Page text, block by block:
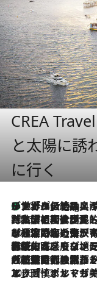
CREA
と太陽に誘
に行く
10 Hours Ago
リスボンの絶品スイーツ「パステル・デ・ナタ」とは？ポルトガル伝統の奥深い世界へ
2026.7.27
「私の祖国はポルトガル語です」国民的詩人フェルナンド・ペソアと、彼が愛した文学の街を歩く
2026.7.26
ポルトガル近海が育む極上の海の幸。キリリと冷えた白ワインと愉しむ、シーフード専門店の贅沢
2026.7.22
伝統の味をモダンに昇華。高感度な地元客が集う、リスボンの最旬ガストロノミー
2026.7.21
大航海時代の栄華から、震災、独裁、そして革命へ。ポルトガル・首都リスボンの石畳に刻まれた「歴史の光と影」
2026.7.13
エッセイ・ヤマザキマリ「慎ましくも美しき国 ポルトガル」